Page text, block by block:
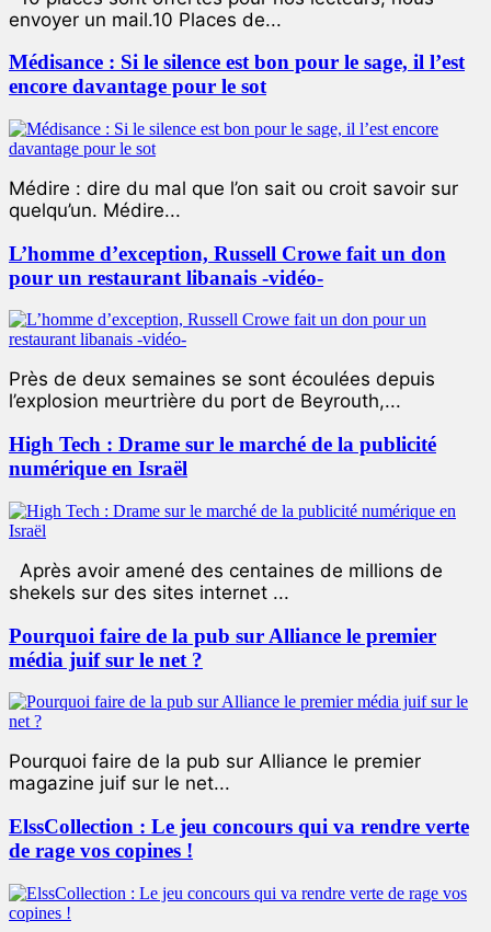
envoyer un mail.10 Places de...
Médisance : Si le silence est bon pour le sage, il l’est
encore davantage pour le sot
Médire : dire du mal que l’on sait ou croit savoir sur
quelqu’un. Médire...
L’homme d’exception, Russell Crowe fait un don
pour un restaurant libanais -vidéo-
Près de deux semaines se sont écoulées depuis
l’explosion meurtrière du port de Beyrouth,...
High Tech : Drame sur le marché de la publicité
numérique en Israël
Après avoir amené des centaines de millions de
shekels sur des sites internet ...
Pourquoi faire de la pub sur Alliance le premier
média juif sur le net ?
Pourquoi faire de la pub sur Alliance le premier
magazine juif sur le net...
ElssCollection : Le jeu concours qui va rendre verte
de rage vos copines !